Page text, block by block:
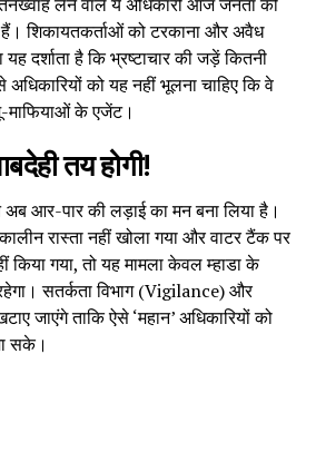
हैं। शिकायतकर्ताओं को टरकाना और अवैध
दर्शाता है कि भ्रष्टाचार की जड़ें कितनी
को यह नहीं भूलना चाहिए कि वे
के एजेंट।
तय होगी!
अब आर-पार की लड़ाई का मन बना लिया है।
रास्ता नहीं खोला गया और वाटर टैंक पर
किया गया, तो यह मामला केवल म्हाडा के
सतर्कता विभाग (Vigilance) और
जाएंगे ताकि ऐसे ‘महान’ अधिकारियों को
सके।